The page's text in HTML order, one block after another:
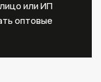
или ИП
оптовые